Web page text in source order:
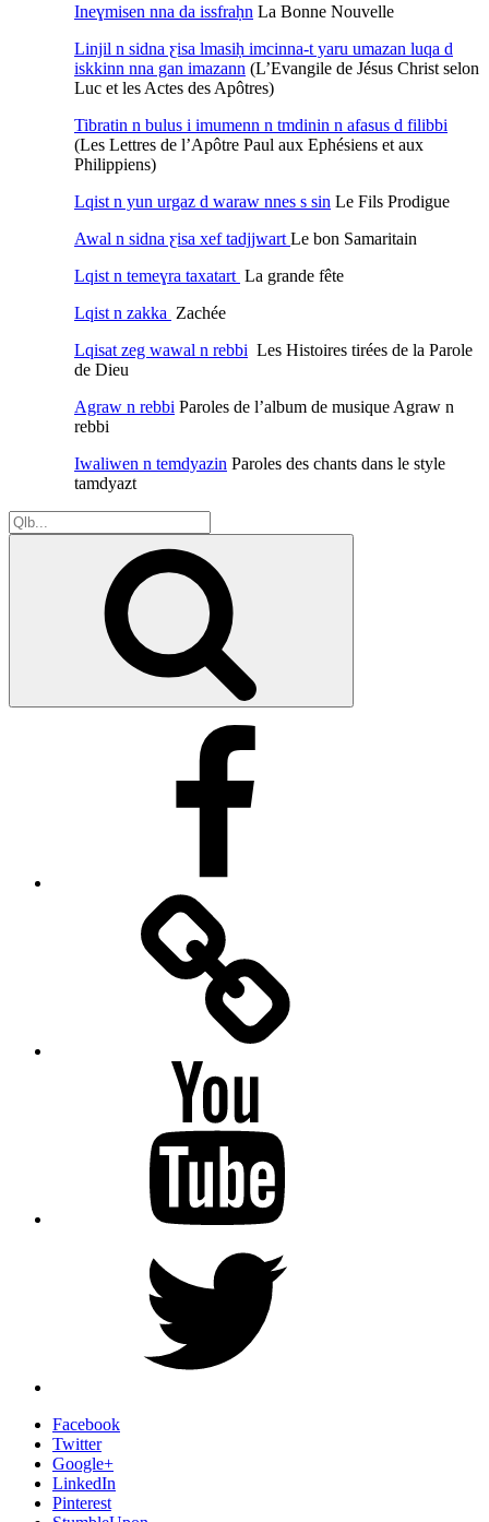
Ineɣmisen nna da issfraḥn La Bonne Nouvelle
Linjil n sidna ƹisa lmasiḥ imcinna-t yaru umazan luqa d
iskkinn nna gan imazann (L’Evangile de Jésus Christ selon
Luc et les Actes des Apôtres)
Tibratin n bulus i imumenn n tmdinin n afasus d filibbi
(Les Lettres de l’Apôtre Paul aux Ephésiens et aux
Philippiens)
Lqist n yun urgaz d waraw nnes s sin Le Fils Prodigue
Awal n sidna ƹisa xef tadjjwart Le bon Samaritain
Lqist n temeɣra taxatart La grande fête
Lqist n zakka Zachée
Lqisat zeg wawal n rebbi Les Histoires tirées de la Parole
de Dieu
Agraw n rebbi Paroles de l’album de musique Agraw n
rebbi
Iwaliwen n temdyazin Paroles des chants dans le style
tamdyazt
Search
for:
Facebook
Twitter
Google+
LinkedIn
Pinterest